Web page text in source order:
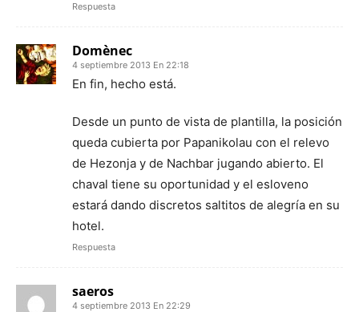
Respuesta
Domènec
4 septiembre 2013 En 22:18
En fin, hecho está.
Desde un punto de vista de plantilla, la posición
queda cubierta por Papanikolau con el relevo
de Hezonja y de Nachbar jugando abierto. El
chaval tiene su oportunidad y el esloveno
estará dando discretos saltitos de alegría en su
hotel.
Respuesta
saeros
4 septiembre 2013 En 22:29